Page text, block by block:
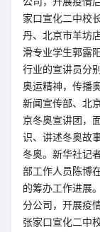
家口宣化二中校
丹、北京市羊坊
滑专业学生郭露
行业的宣讲员分
奥运精神，传播
新闻宣传部、北
京冬奥宣讲团，
识、讲述冬奥故
冬奥。新华社记
部工作人员陈博
的筹办工作进展
分公司，开展疫
张家口宣化二中